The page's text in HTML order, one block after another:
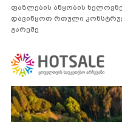
ფაზლების აწყობის
დავიწყოთ რთული
გარეშე